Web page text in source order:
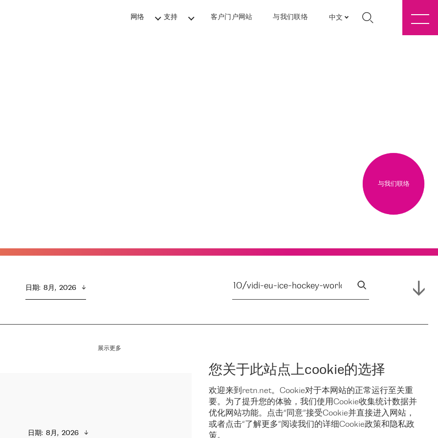
网络 支持 客户门户网站 与我们联络 中文
您关于此站点上cookie的选择
欢迎来到retn.net。Cookie对于本网站的正常运行至关重
要。为了提升您的体验，我们使用Cookie收集统计数据并
优化网站功能。点击“同意”接受Cookie并直接进入网站，
或者点击“了解更多”阅读我们的详细Cookie政策和隐私政
策。
与我们联络
日期: 8月,  2026
展示更多
日期: 8月,  2026